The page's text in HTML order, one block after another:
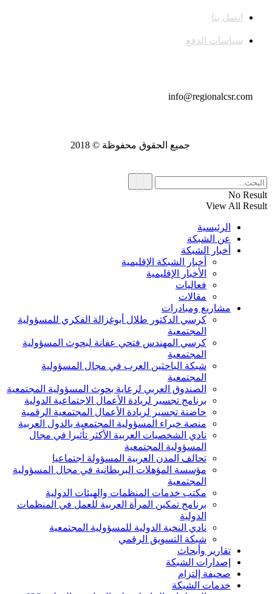
اتصل بنا
سياسات الدفع
جميع الحقوق محفوظة © 2018
No Result
View All Result
الرئيسية
عن الشبكة
أخبار الشبكة
أخبار الشبكة الإقليمية
الأخبار الإقليمية
فعاليات
مقالات
مشاريع ومبادرات
كرسي الدكتور طلال أبوغزالة الفكري للمسؤولية
المجتمعية
كرسي المهندس فتحي عفانة لبحوث المسؤولية
المجتمعية
شبكة الباحثين العرب في مجال المسؤولية
المجتمعية
الصندوق العربي لرعاية بحوث المسؤولية المجتمعية
برنامج تجسير لريادة الأعمال الاجتماعية الدولية
حاضنة تجسير لريادة الأعمال المجتمعية الرقمية
منصة خبراء المسؤولية المجتمعية بالدول العربية
نادي الشخصيات العربية الأكثر تأثيرا في مجال
المسؤولية المجتمعية
تحالف المدن العربية المسؤولة اجتماعيا
مؤسسة المؤهلات البريطانية في مجال المسؤولية
المجتمعية
مكتب خدمات المنظمات والهيئات الدولية
برنامج تمكين المرأة العربية للعمل في المنظمات
الدولية
نادي النخبة الدولية للمسؤولية المجتمعية
شبكة التسويق الرقمي
تقارير وأبحاث
إصدارات الشبكة
صحيفة إلتزام
خدمات الشبكة